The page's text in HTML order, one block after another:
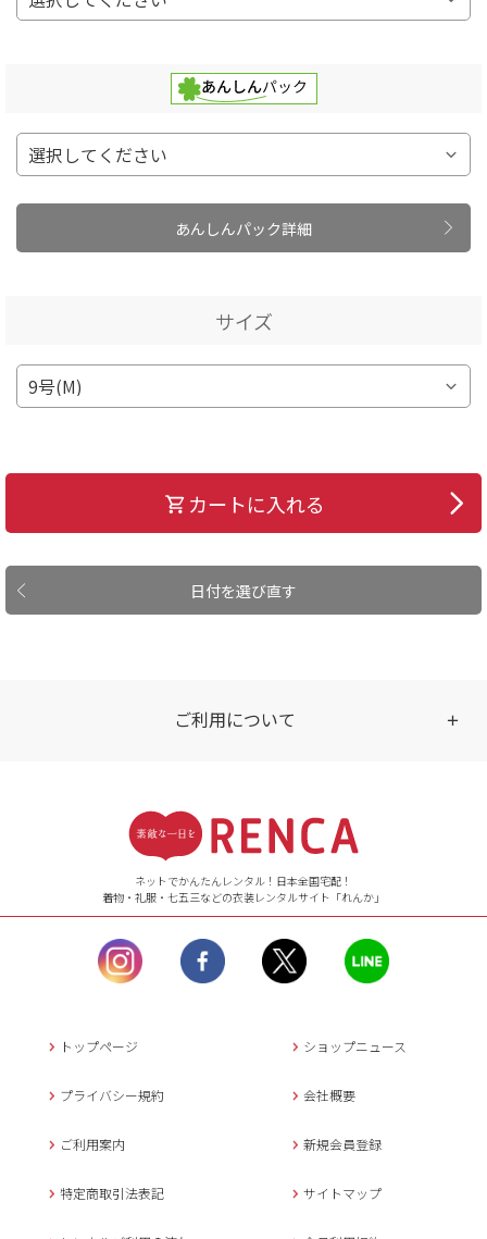
あんしんパック詳細
サイズ
日付を選び直す
カートに入れる
ご利用について
【ご注文（インターネット）】
24時間年中無休
【お問い合わせ窓口（メー
ル）】10:00~17:00
土曜日、日曜日、臨
時休業日を除く。
営業時間外にいただ
返信させていただきま
年末年始、大型連休
メールでのお問い合わせ
ネットでかんたんレンタル！日本全国宅配！
着物・礼服・七五三などの衣装レンタルサイト「れんか」
トップページ ショップニュース
プライバシー規約 会社概要
ご利用案内 新規会員登録
特定商取引法表記 サイトマップ